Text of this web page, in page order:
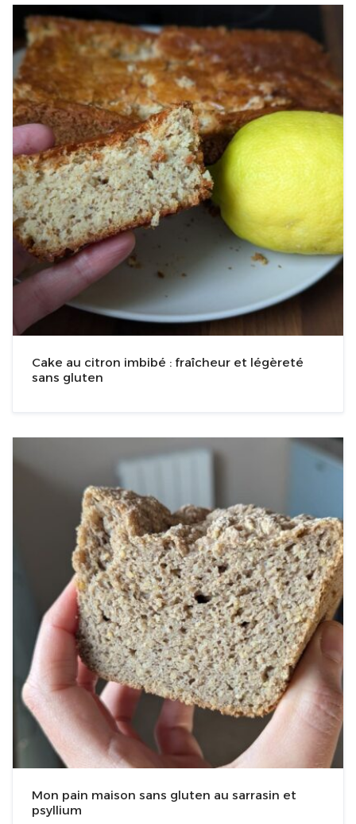
Cake au citron imbibé : fraîcheur et légèreté
sans gluten
Mon pain maison sans gluten au sarrasin et
psyllium